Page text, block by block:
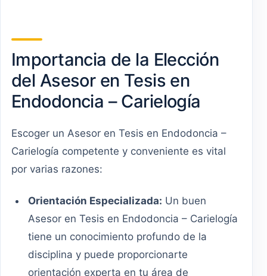
Importancia de la Elección
del Asesor en Tesis en
Endodoncia – Carielogía
Escoger un Asesor en Tesis en Endodoncia –
Carielogía competente y conveniente es vital
por varias razones:
Orientación Especializada: Un buen
Asesor en Tesis en Endodoncia – Carielogía
tiene un conocimiento profundo de la
disciplina y puede proporcionarte
orientación experta en tu área de